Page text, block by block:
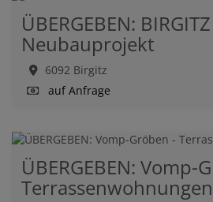
ÜBERGEBEN:
Neubauprojekt
6092 Birgitz
auf Anfrage
ÜBERGEBEN: Vomp-
Terrassenwohnungen